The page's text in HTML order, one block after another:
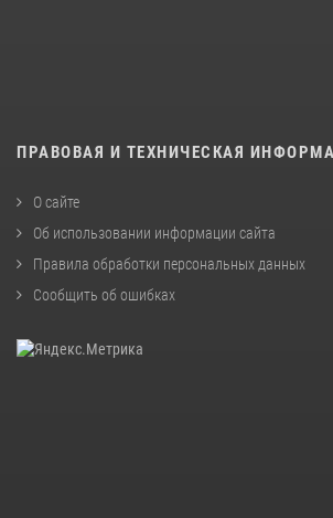
ПРАВОВАЯ И ТЕХНИЧЕСКАЯ
О сайте
Об использовании информации сайта
Правила обработки персональных данных
Сообщить об ошибках